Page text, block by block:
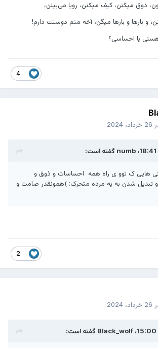
ذوق ميكنن، كيف ميكنن، رويا می‌بينن،
و بارها و بارها میگن، آخه منم دوستت دارم!
هستی یا احساسی؟
4
26 خرداد، 2024
numbگفته است:
هایی ک توو ی راه همه احساسات و ذوق و
و تبدیل شدن به یه مرده متحرک: )همونقدر صامت و
2
26 خرداد، 2024
Black_wolfگفته است: